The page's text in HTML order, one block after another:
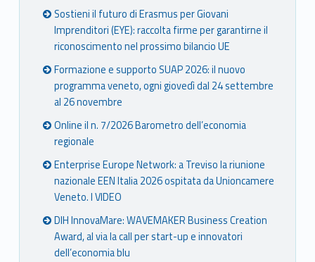
Sostieni il futuro di Erasmus per Giovani
Imprenditori (EYE): raccolta firme per garantirne il
riconoscimento nel prossimo bilancio UE
Formazione e supporto SUAP 2026: il nuovo
programma veneto, ogni giovedì dal 24 settembre
al 26 novembre
Online il n. 7/2026 Barometro dell’economia
regionale
Enterprise Europe Network: a Treviso la riunione
nazionale EEN Italia 2026 ospitata da Unioncamere
Veneto. I VIDEO
DIH InnovaMare: WAVEMAKER Business Creation
Award, al via la call per start-up e innovatori
dell’economia blu